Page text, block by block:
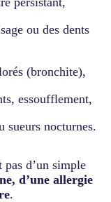
ou des dents
(bronchite),
essoufflement,
sueurs nocturnes.
pas d’un simple
d’une allergie
.